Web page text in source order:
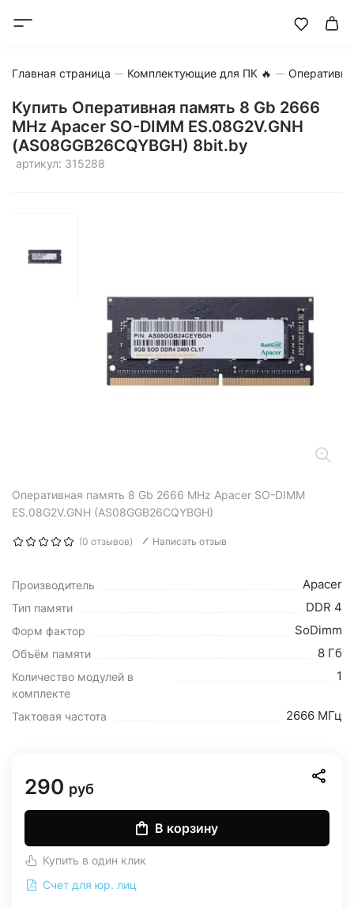
Главная страница Комплектующие для ПК 🔥
Купить Оперативная память 8 Gb 2666
MHz Apacer SO-DIMM ES.08G2V.GNH
(AS08GGB26CQYBGH) 8bit.by
артикул: 315288
Оперативная память 8 Gb 2666 MHz Apacer SO-DIMM
ES.08G2V.GNH (AS08GGB26CQYBGH)
(0 отзывов) Написать отзыв
Производитель Apacer
Тип памяти DDR 4
Форм фактор SoDimm
Объём памяти 8 Гб
Количество модулей в
комплекте
1
Тактовая частота 2666 МГц
290 руб
В корзину
Купить в один клик
Счет для юр. лиц